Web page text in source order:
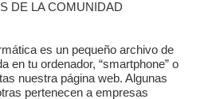
estamos
departamentos
Horario
DE LA COMUNIDAD
es un pequeño archivo de
en tu ordenador, “smartphone” o
nuestra página web. Algunas
pertenecen a empresas